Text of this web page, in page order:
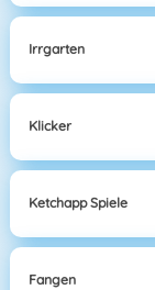
Irrgarten
Klicker
Ketchapp Spiele
Fangen